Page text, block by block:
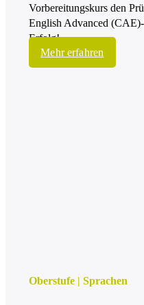
Vorbereitungskurs den
English Advanced
Erfolg!
Mehr erfahren
Oberstufe| Sprachen